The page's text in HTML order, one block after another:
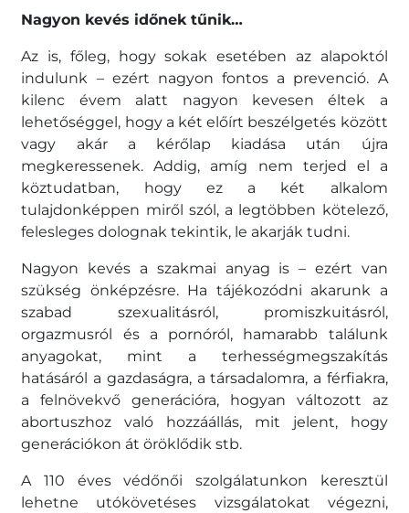
Nagyon kevés időnek tűnik…
Az is, főleg, hogy sokak esetében az alapoktól
indulunk – ezért nagyon fontos a prevenció. A
kilenc évem alatt nagyon kevesen éltek a
lehetőséggel, hogy a két előírt beszélgetés között
vagy akár a kérőlap kiadása után újra
megkeressenek. Addig, amíg nem terjed el a
köztudatban, hogy ez a két alkalom
tulajdonképpen miről szól, a legtöbben kötelező,
felesleges dolognak tekintik, le akarják tudni.
Nagyon kevés a szakmai anyag is – ezért van
szükség önképzésre. Ha tájékozódni akarunk a
szabad szexualitásról, promiszkuitásról,
orgazmusról és a pornóról, hamarabb találunk
anyagokat, mint a terhességmegszakítás
hatásáról a gazdaságra, a társadalomra, a férfiakra,
a felnövekvő generációra, hogyan változott az
abortuszhoz való hozzáállás, mit jelent, hogy
generációkon át öröklődik stb.
A 110 éves védőnői szolgálatunkon keresztül
lehetne utókövetéses vizsgálatokat végezni,